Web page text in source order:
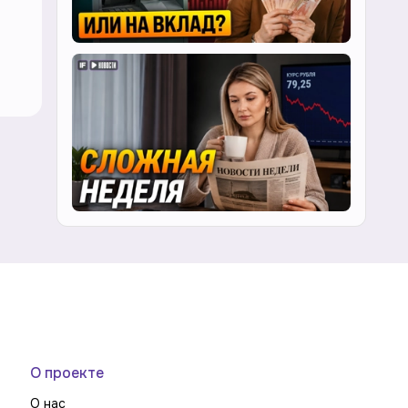
О проекте
О нас